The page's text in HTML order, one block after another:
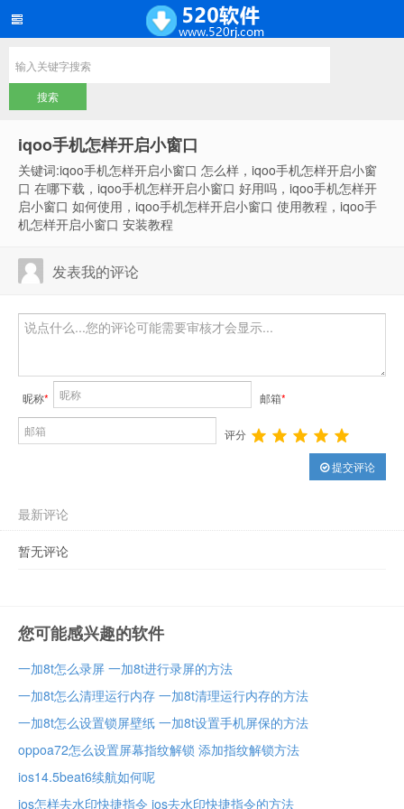
iqoo手机怎样开启小窗口
关键词:iqoo手机怎样开启小窗口 怎么样，iqoo手机怎样开启小窗
口 在哪下载，iqoo手机怎样开启小窗口 好用吗，iqoo手机怎样开
启小窗口 如何使用，iqoo手机怎样开启小窗口 使用教程，iqoo手
机怎样开启小窗口 安装教程
发表我的评论
昵称* 邮箱*
评分
提交评论
最新评论
暂无评论
您可能感兴趣的软件
一加8t怎么录屏 一加8t进行录屏的方法
一加8t怎么清理运行内存 一加8t清理运行内存的方法
一加8t怎么设置锁屏壁纸 一加8t设置手机屏保的方法
oppoa72怎么设置屏幕指纹解锁 添加指纹解锁方法
ios14.5beat6续航如何呢
ios怎样去水印快捷指令 ios去水印快捷指令的方法